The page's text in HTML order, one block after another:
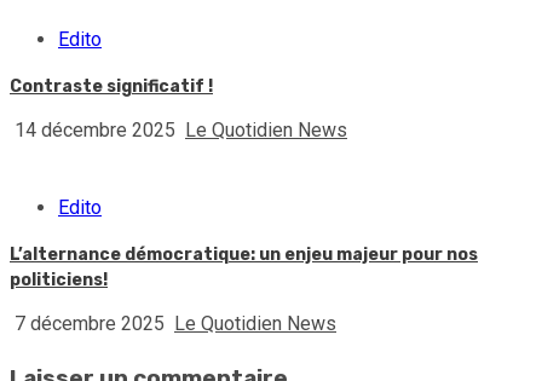
Edito
Contraste significatif !
14 décembre 2025 Le Quotidien News
Edito
L’alternance démocratique: un enjeu majeur pour nos
politiciens!
7 décembre 2025 Le Quotidien News